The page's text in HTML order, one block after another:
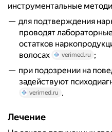
инструментальные
для подтверждения
проводят
остатков
волосах
verimed.ru ;
при подозрении на
задействуют
verimed.ru .
Лечение